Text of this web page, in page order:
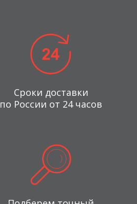
Сроки доставки
по России от 24 часов